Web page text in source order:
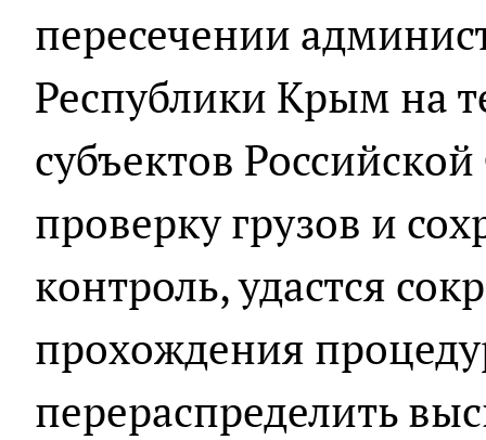
пересечении
Республики Крым на
субъектов
проверку грузов и
контроль, удастся
прохождения
перераспределить